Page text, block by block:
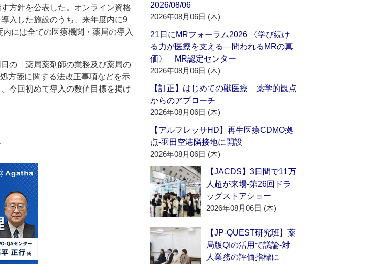
方針を公表した。オンライン資格
入した施設のうち、来年度内に9
には全ての医療機関・薬局の導入
の「薬局薬剤師の業務及び薬局の
方箋に関する法改正事項などを示
今回初めて導入の数値目標を掲げ
2026/08/06
2026年08月06日 (木)
21日にMRフォーラム2026 〈学び続け
る力が医療を支える―問われるMRの真
価〉 MR認定センター
2026年08月06日 (木)
【訂正】はじめての獣医療 薬学的観点
からのアプローチ
2026年08月06日 (木)
【アルフレッサHD】再生医療CDMO拠
点‐羽田空港隣接地に開設
2026年08月06日 (木)
【JACDS】3日間で11万
人超が来場‐第26回ドラ
ッグストアショー
2026年08月06日 (木)
【JP-QUEST研究班】薬
局版QIの活用で議論‐対
人業務の評価指標に